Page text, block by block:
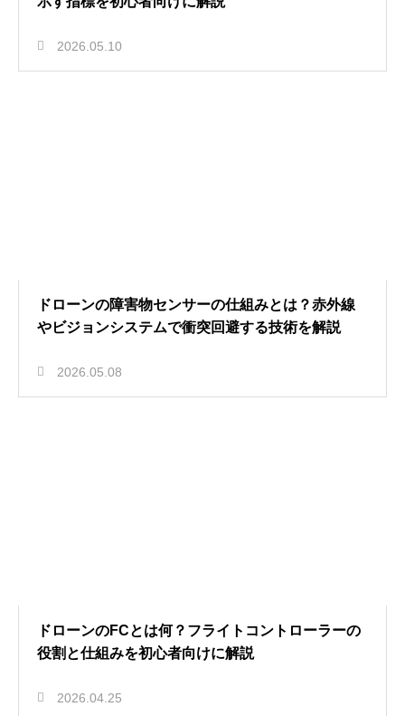
2026.05.10
ドローンの障害物センサーの仕組みとは？赤外線
やビジョンシステムで衝突回避する技術を解説
2026.05.08
ドローンのFCとは何？フライトコントローラーの
役割と仕組みを初心者向けに解説
2026.04.25